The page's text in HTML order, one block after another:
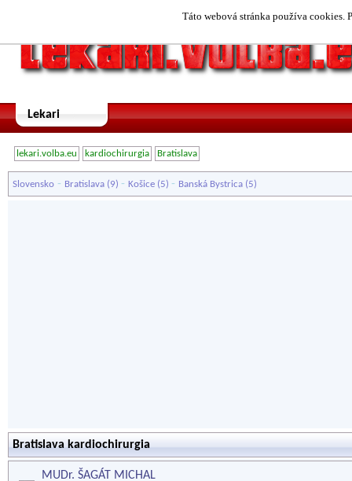
Táto webová stránka používa cookies.
Lekari
lekari.volba.eu kardiochirurgia Bratislava
Slovensko - Bratislava (9) - Košice (5) - Banská Bystrica (5)
Bratislava kardiochirurgia
MUDr. ŠAGÁT MICHAL